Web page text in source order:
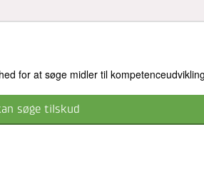
for at søge midler til
søge tilskud